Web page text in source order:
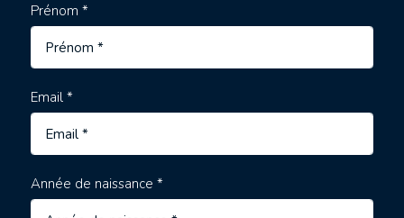
Prénom *
Email *
Année de naissance *